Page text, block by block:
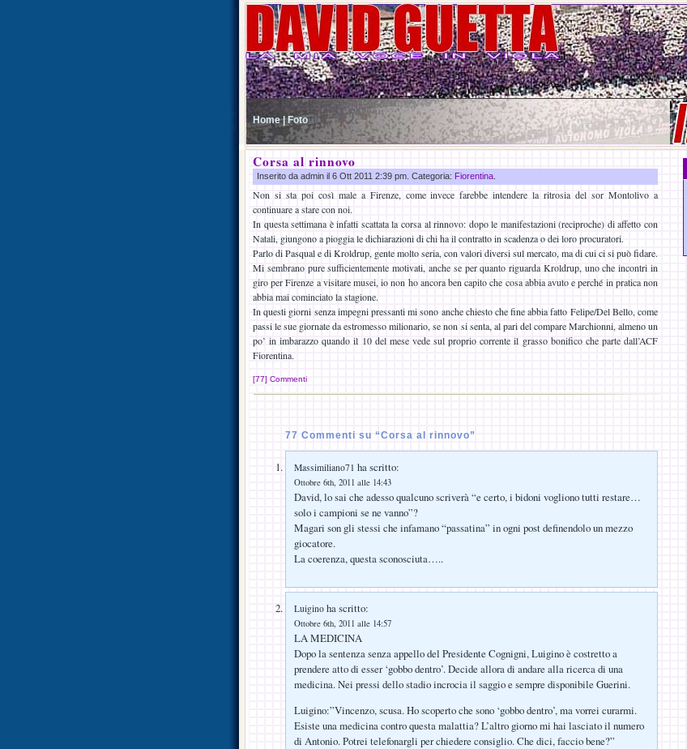
Home | Foto
Corsa al rinnovo
Inserito da admin il 6 Ott 2011 2:39 pm. Categoria: Fiorentina
Non si sta poi così male a Firenze, come invece farebbe intendere la ritrosia del sor Montolivo a
continuare a stare con noi.
In questa settimana è infatti scattata la corsa al rinnovo: dopo le manifestazioni (reciproche) di affetto con
Natali, giungono a pioggia le dichiarazioni di chi ha il contratto in scadenza o dei loro procuratori.
Parlo di Pasqual e di Kroldrup, gente molto seria, con valori diversi sul mercato, ma di cui ci si può fidare.
Mi sembrano pure sufficientemente motivati, anche se per quanto riguarda Kroldrup, uno che incontri in
giro per Firenze a visitare musei, io non ho ancora ben capito che cosa abbia avuto e perché in pratica non
abbia mai cominciato la stagione.
In questi giorni senza impegni pressanti mi sono anche chiesto che fine abbia fatto Felipe/Del Bello, come
passi le sue giornate da estromesso milionario, se non si senta, al pari del compare Marchionni, almeno un
po’ in imbarazzo quando il 10 del mese vede sul proprio corrente il grasso bonifico che parte dall’ACF
Fiorentina.
[77] Commenti
77 Commenti su “Corsa al rinnovo”
Massimiliano71 ha scritto:
Ottobre 6th, 2011 alle 14:43
David, lo sai che adesso qualcuno scriverà “e certo, i bidoni vogliono tutti restare…
solo i campioni se ne vanno”?
Magari son gli stessi che infamano “passatina” in ogni post definendolo un mezzo
giocatore.
La coerenza, questa sconosciuta…..
Luigino ha scritto:
Ottobre 6th, 2011 alle 14:57
LA MEDICINA
Dopo la sentenza senza appello del Presidente Cognigni, Luigino è costretto a
prendere atto di esser ‘gobbo dentro’. Decide allora di andare alla ricerca di una
medicina. Nei pressi dello stadio incrocia il saggio e sempre disponibile Guerini.
Luigino:”Vincenzo, scusa. Ho scoperto che sono ‘gobbo dentro’, ma vorrei curarmi.
Esiste una medicina contro questa malattia? L’altro giorno mi hai lasciato il numero
di Antonio. Potrei telefonargli per chiedere consiglio. Che dici, faccio bene?”